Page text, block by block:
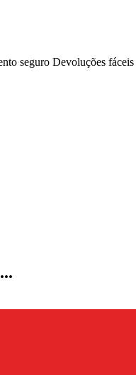
seguro Devoluções fáceis